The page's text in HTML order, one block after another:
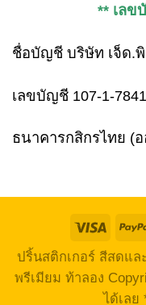
** เลข
ชื่อบัญชี บริษัท เจ็ด.
เลขบัญชี 107-1-
ธนาคารกสิกรไทย (
ปริ้นสติกเกอร์ สีสดแ
พรีเมียม ท้าลอง
ได้เลย